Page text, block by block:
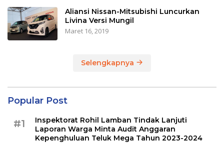
Aliansi Nissan-Mitsubishi Luncurkan
Livina Versi Mungil
Maret 16, 2019
Selengkapnya
Popular Post
#1
Inspektorat Rohil Lamban Tindak Lanjuti
Laporan Warga Minta Audit Anggaran
Kepenghuluan Teluk Mega Tahun 2023-2024